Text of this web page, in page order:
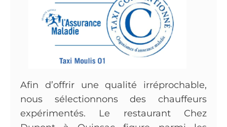
Afin d’offrir une qualité irréprochable,
nous sélectionnons des chauffeurs
expérimentés. Le restaurant Chez